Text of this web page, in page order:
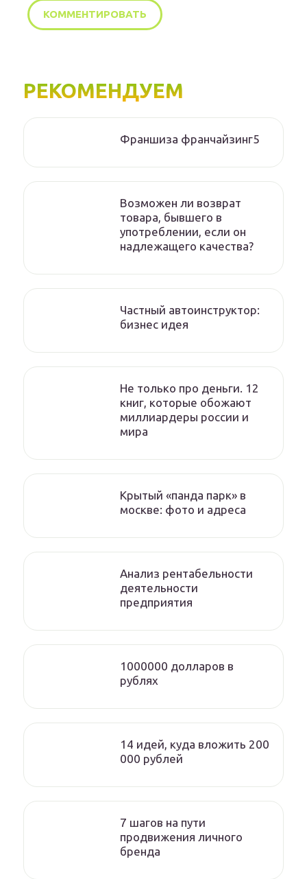
РЕКОМЕНДУЕМ
Франшиза франчайзинг5
Возможен ли возврат
товара, бывшего в
употреблении, если он
надлежащего качества?
Частный автоинструктор:
бизнес идея
Не только про деньги. 12
книг, которые обожают
миллиардеры россии и
мира
Крытый «панда парк» в
москве: фото и адреса
Анализ рентабельности
деятельности
предприятия
1000000 долларов в
рублях
14 идей, куда вложить 200
000 рублей
7 шагов на пути
продвижения личного
бренда